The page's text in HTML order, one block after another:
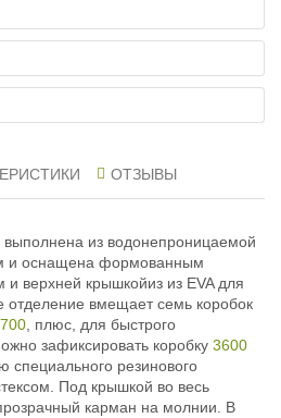
ОТЗЫВЫ
из водонепроницаемой
и оснащена формованным
верхней крышкойиз из EVA для
вмещает семь коробок
, плюс, для быстрого
зафиксировать коробку 3600
резинового
Под крышкой во весь
карман на молнии. В